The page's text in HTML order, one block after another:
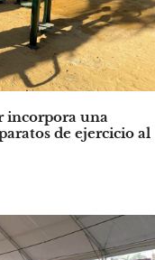
incorpora una
de ejercicio al